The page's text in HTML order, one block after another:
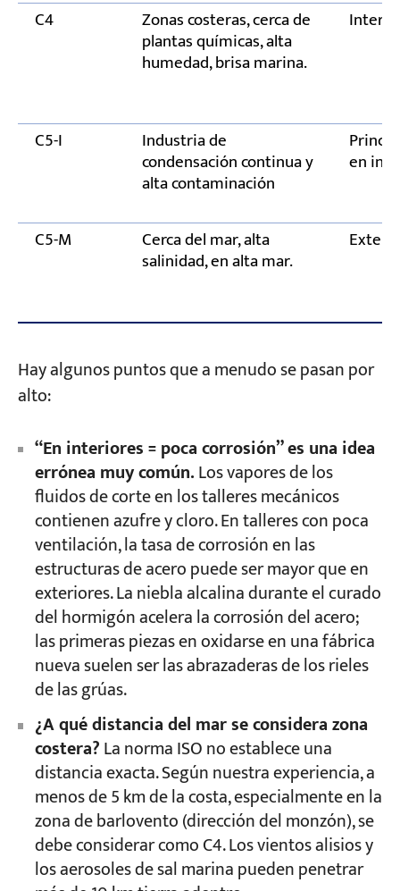
C4 Zonas costeras, cerca de
plantas químicas, alta
humedad, brisa marina.
C5-I Industria de
condensación continua y
alta contaminación
en
C5-M Cerca del mar, alta
salinidad, en alta mar.
Hay algunos puntos que a menudo se pasan por
alto:
“En interiores = poca corrosión” es una idea
errónea muy común.Los vapores de los
fluidos de corte en los talleres mecánicos
contienen azufre y cloro. En talleres con poca
ventilación, la tasa de corrosión en las
estructuras de acero puede ser mayor que en
exteriores. La niebla alcalina durante el curado
del hormigón acelera la corrosión del acero;
las primeras piezas en oxidarse en una fábrica
nueva suelen ser las abrazaderas de los rieles
de las grúas.
¿A qué distancia del mar se considera zona
costera?La norma ISO no establece una
distancia exacta. Según nuestra experiencia, a
menos de 5 km de la costa, especialmente en la
zona de barlovento (dirección del monzón), se
debe considerar como C4. Los vientos alisios y
los aerosoles de sal marina pueden penetrar